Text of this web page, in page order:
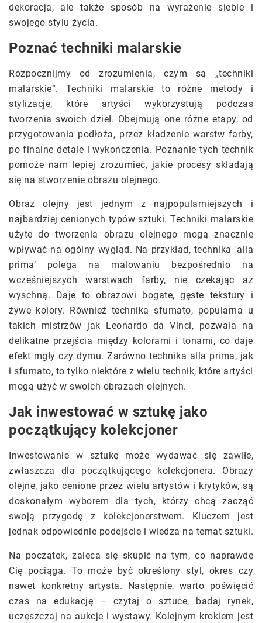
dekoracja, ale także sposób na wyrażenie siebie i
swojego stylu życia.
Poznać techniki malarskie
Rozpocznijmy od zrozumienia, czym są „techniki
malarskie”. Techniki malarskie to różne metody i
stylizacje, które artyści wykorzystują podczas
tworzenia swoich dzieł. Obejmują one różne etapy, od
przygotowania podłoża, przez kładzenie warstw farby,
po finalne detale i wykończenia. Poznanie tych technik
pomoże nam lepiej zrozumieć, jakie procesy składają
się na stworzenie obrazu olejnego.
Obraz olejny jest jednym z najpopularniejszych i
najbardziej cenionych typów sztuki. Techniki malarskie
użyte do tworzenia obrazu olejnego mogą znacznie
wpływać na ogólny wygląd. Na przykład, technika 'alla
prima’ polega na malowaniu bezpośrednio na
wcześniejszych warstwach farby, nie czekając aż
wyschną. Daje to obrazowi bogate, gęste tekstury i
żywe kolory. Również technika sfumato, popularna u
takich mistrzów jak Leonardo da Vinci, pozwala na
delikatne przejścia między kolorami i tonami, co daje
efekt mgły czy dymu. Zarówno technika alla prima, jak
i sfumato, to tylko niektóre z wielu technik, które artyści
mogą użyć w swoich obrazach olejnych.
Jak inwestować w sztukę jako
początkujący kolekcjoner
Inwestowanie w sztukę może wydawać się zawiłe,
zwłaszcza dla początkującego kolekcjonera. Obrazy
olejne, jako cenione przez wielu artystów i krytyków, są
doskonałym wyborem dla tych, którzy chcą zacząć
swoją przygodę z kolekcjonerstwem. Kluczem jest
jednak odpowiednie podejście i wiedza na temat sztuki.
Na początek, zaleca się skupić na tym, co naprawdę
Cię pociąga. To może być określony styl, okres czy
nawet konkretny artysta. Następnie, warto poświęcić
czas na edukację – czytaj o sztuce, badaj rynek,
uczęszczaj na aukcje i wystawy. Kolejnym krokiem jest